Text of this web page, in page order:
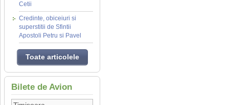
Cetii
Credinte, obiceiuri si
superstitii de Sfintii
Apostoli Petru si Pavel
Toate articolele
Bilete de Avion